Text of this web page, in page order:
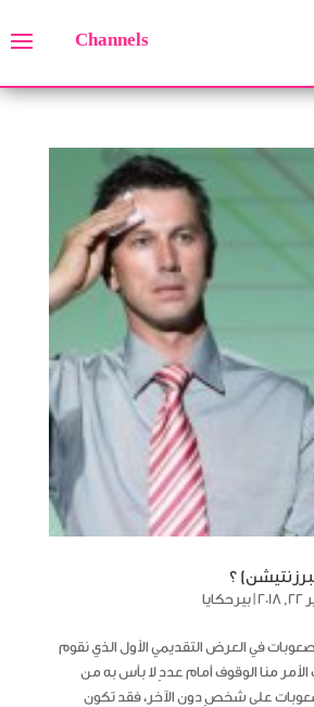
Channels
؟
بيرحكايا
في العرض التقديمي الأول الذي نقوم
منا الوقوف أمام عددٍ لا بأس به من
على شخصٍ دون الآخر، فقد تكون